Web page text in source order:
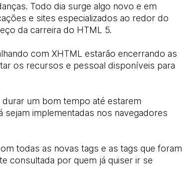
Todo dia surge algo novo e em
e sites especializados ao redor do
da carreira do HTML 5.
com XHTML estarão encerrando as
os recursos e pessoal disponíveis para
um bom tempo até estarem
implementadas nos navegadores
todas as novas tags e as tags que foram
consultada por quem já quiser ir se